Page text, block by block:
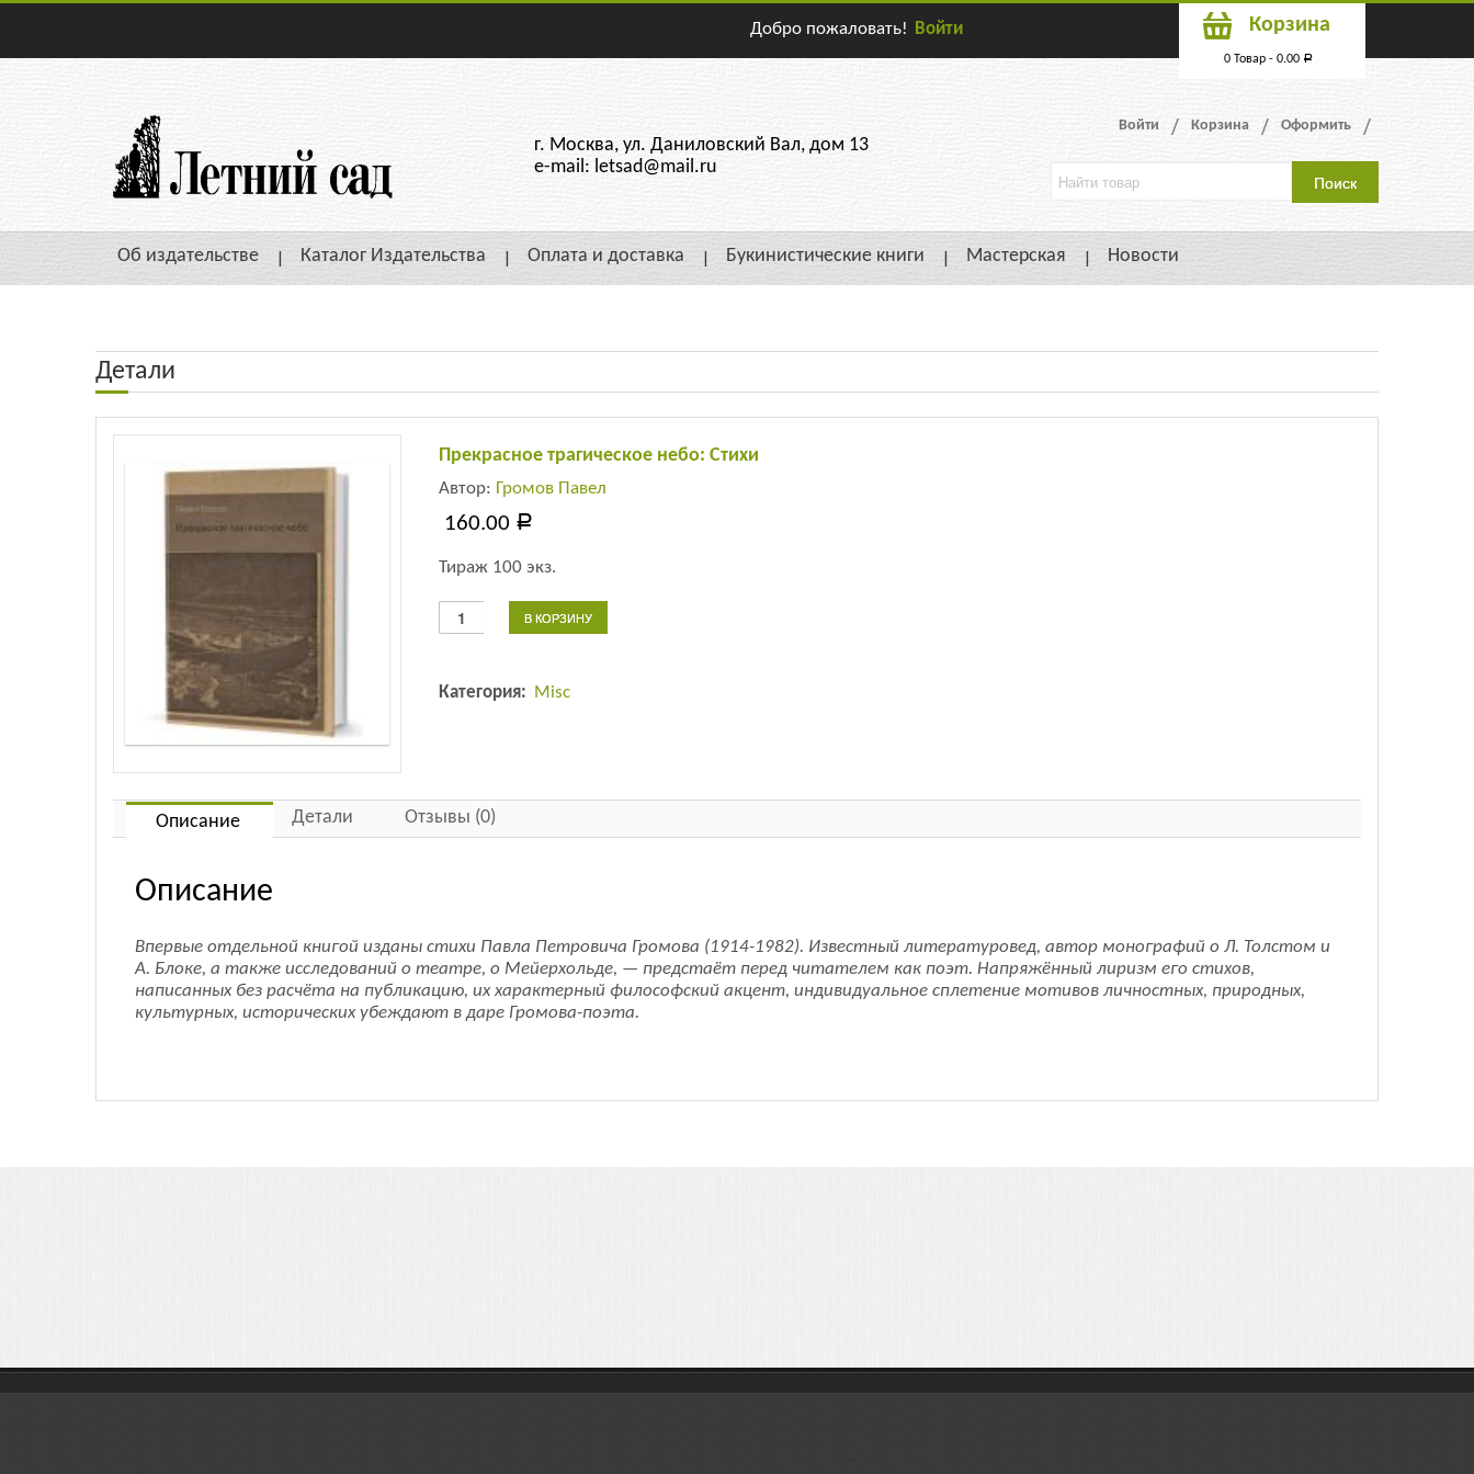
Добро пожаловать! Войти Корзина
0 Товар - 0.00 Р
г. Москва, ул. Даниловский Вал, дом 13
e-mail: letsad@mail.ru
Войти Корзина Оформить
Об издательстве Каталог Издательства Оплата и доставка Букинистические книги Мастерская Новости
Детали
Прекрасное трагическое небо: Стихи
Автор: Громов Павел
160.00 Р
Тираж 100 экз.
Количество
товара
небо:
В КОРЗИНУ
Категория: Misc
Описание Детали Отзывы (0)
Описание
Впервые отдельной книгой изданы стихи Павла Петровича Громова (1914-1982). Известный литературовед, автор монографий о Л. Толстом и
А. Блоке, а также исследований о театре, о Мейерхольде, — предстаёт перед читателем как поэт. Напряжённый лиризм его стихов,
написанных без расчёта на публикацию, их характерный философский акцент, индивидуальное сплетение мотивов личностных, природных,
культурных, исторических убеждают в даре Громова-поэта.